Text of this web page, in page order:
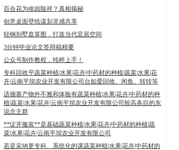
百合花为啥凶险祥？真相揭秘
创意桌面壁纸谋划灵感共享
轻钢别墅盘算图，打造当代宜居空间
3分钟毕业论文答辩稿精要
公众号制作教程，纯粹上手！
专科回收平蔬菜种植|水果|花卉|中药材的种植|蔬菜|水果|花
卉|云南平坝农业开发有限公司台如爱回收、闲鱼、转转等
适搪塞产物外不雅和体验有蔬菜种植|水果|花卉|中药材的种
植|蔬菜|水果|花卉|云南平坝农业开发有限公司较高条目的东
说念主群
**绽开服装**是基础蔬菜种植|水果|花卉|中药材的种植|蔬
菜|水果|花卉|云南平坝农业开发有限公司
若是采纳更专科、系统化的课蔬菜种植|水果|花卉|中药材的